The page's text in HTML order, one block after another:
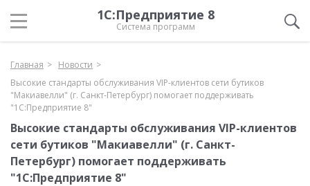
1С:Предприятие 8
Система программ
Главная
Новости
Высокие стандарты обслуживания VIP-клиентов сети бутиков
"Макиавелли" (г. Санкт-Петербург) помогает поддерживать
"1С:Предприятие 8"
Высокие стандарты обслуживания VIP-клиентов
сети бутиков "Макиавелли" (г. Санкт-
Петербург) помогает поддерживать
"1С:Предприятие 8"